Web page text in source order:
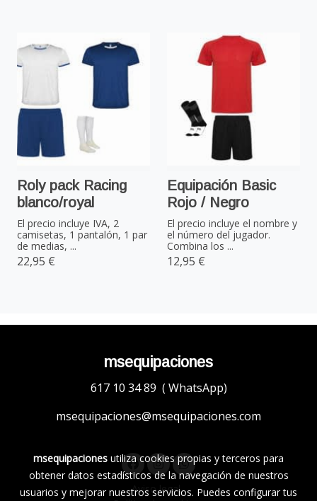
Roly pack Racing
blanco/royal
El precio incluye IVA, 2
camisetas, 1 pantalón, 1 par
de medias, ...
22,95 €
Equipación Basic
Rojo / Negro
El precio incluye el nombre y
el número del jugador.
Combina los ...
12,95 €
msequipaciones
617 10 34 89 ( WhatsApp)
msequipaciones@msequipaciones.com
Aviso legal
msequipaciones utiliza cookies propias y terceros para
obtener datos estadísticos de la navegación de nuestros
usuarios y mejorar nuestros servicios. Puedes configurar tus